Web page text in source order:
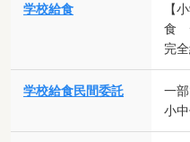
学校給食
【
食
完
学校給食民間委託
一
小